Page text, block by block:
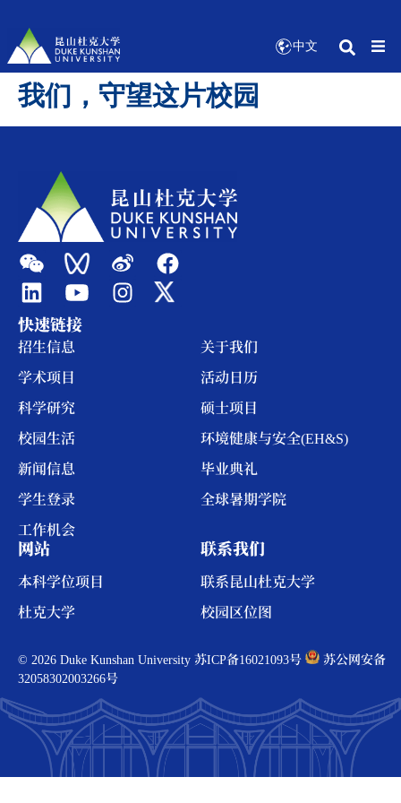
中文
我们，守望这片校园
快速链接
招生信息
学术项目
科学研究
校园生活
新闻信息
学生登录
工作机会
关于我们
活动日历
硕士项目
环境健康与安全(EH&S)
毕业典礼
全球暑期学院
网站
本科学位项目
杜克大学
联系我们
联系昆山杜克大学
校园区位图
© 2026 Duke Kunshan University 苏ICP备16021093号
苏公网安备
32058302003266号